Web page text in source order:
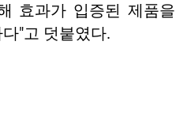
효과가 입증된 제품을
"고 덧붙였다.